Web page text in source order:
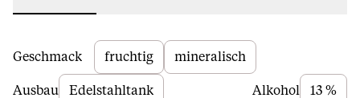
Beschreibung
Geschmack fruchtig mineralisch
Ausbau Edelstahltank Alkohol 13 %